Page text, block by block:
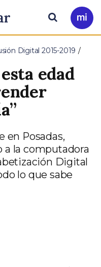
Ir
a
Buscar
Digital 2015-2019
edad
en Posadas,
a la computadora
Digital
lo que sabe